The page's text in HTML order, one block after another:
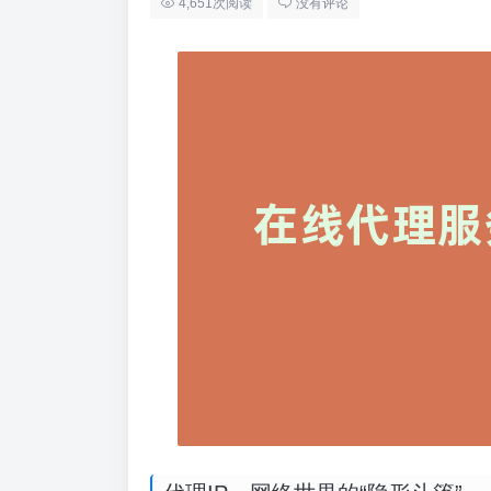
4,651次阅读 没有评论